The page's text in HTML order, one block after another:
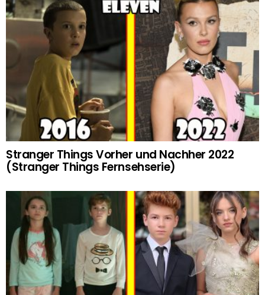
Stranger Things Vorher und Nachher 2022
(Stranger Things Fernsehserie)